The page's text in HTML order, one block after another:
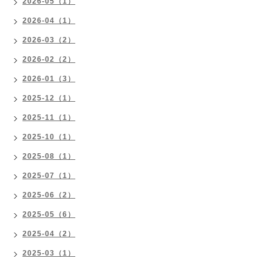
2026-04（1）
2026-03（2）
2026-02（2）
2026-01（3）
2025-12（1）
2025-11（1）
2025-10（1）
2025-08（1）
2025-07（1）
2025-06（2）
2025-05（6）
2025-04（2）
2025-03（1）